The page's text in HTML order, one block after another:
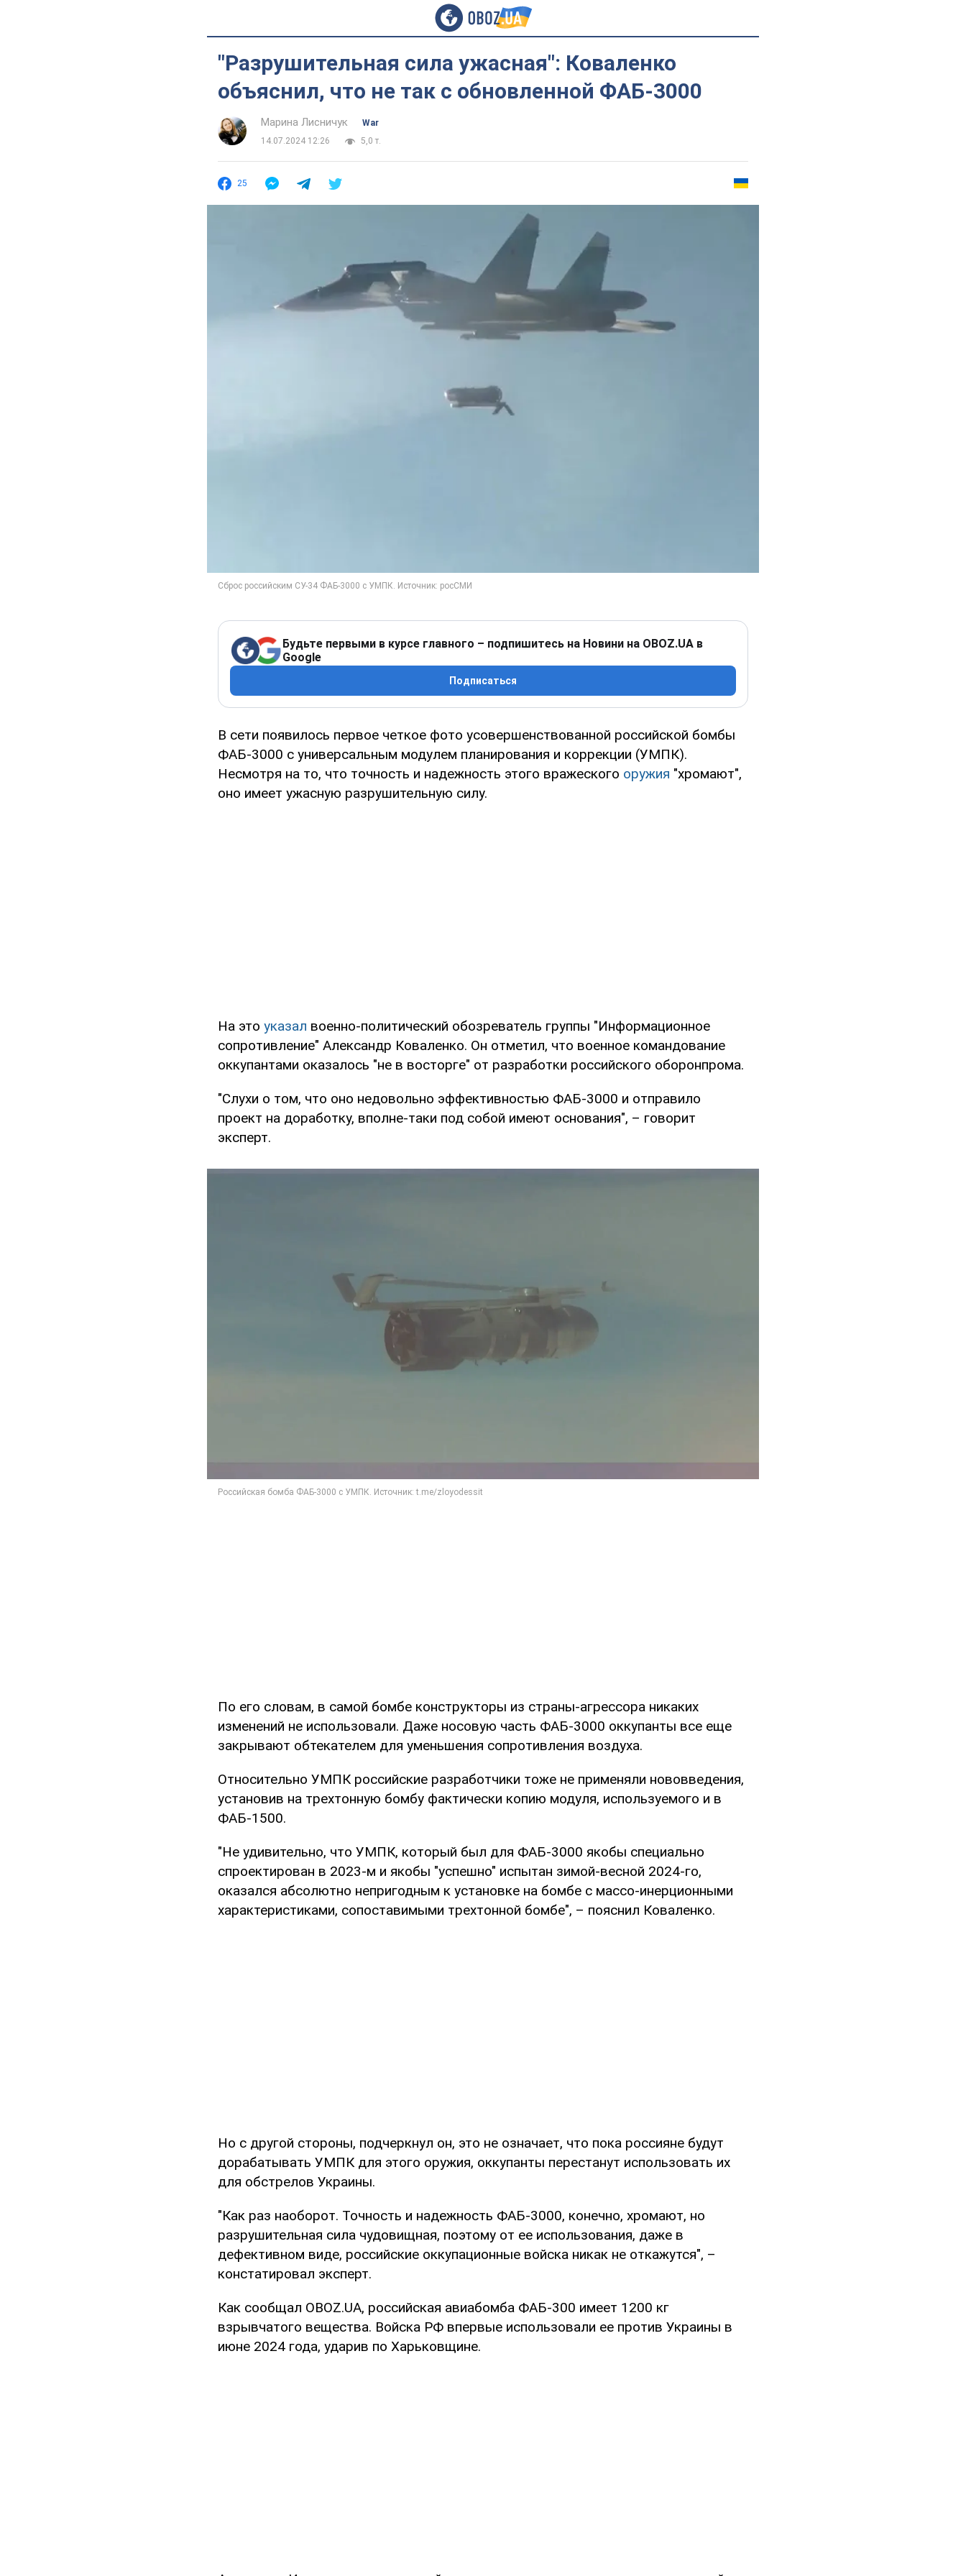
"Разрушительная сила ужасная": Коваленко
объяснил, что не так с обновленной ФАБ-3000
Марина Лисничук
War
14.07.2024 12:26
5,0 т.
25
Будьте первыми в курсе главного – подпишитесь на Новини на OBOZ.UA в
Google
Подписаться
В сети появилось первое четкое фото усовершенствованной российской бомбы
ФАБ-3000 с универсальным модулем планирования и коррекции (УМПК).
Несмотря на то, что точность и надежность этого вражеского оружия "хромают",
оно имеет ужасную разрушительную силу.
На это указал военно-политический обозреватель группы "Информационное
сопротивление" Александр Коваленко. Он отметил, что военное командование
оккупантами оказалось "не в восторге" от разработки российского оборонпрома.
"Слухи о том, что оно недовольно эффективностью ФАБ-3000 и отправило
проект на доработку, вполне-таки под собой имеют основания", – говорит
эксперт.
По его словам, в самой бомбе конструкторы из страны-агрессора никаких
изменений не использовали. Даже носовую часть ФАБ-3000 оккупанты все еще
закрывают обтекателем для уменьшения сопротивления воздуха.
Относительно УМПК российские разработчики тоже не применяли нововведения,
установив на трехтонную бомбу фактически копию модуля, используемого и в
ФАБ-1500.
"Не удивительно, что УМПК, который был для ФАБ-3000 якобы специально
спроектирован в 2023-м и якобы "успешно" испытан зимой-весной 2024-го,
оказался абсолютно непригодным к установке на бомбе с массо-инерционными
характеристиками, сопоставимыми трехтонной бомбе", – пояснил Коваленко.
Но с другой стороны, подчеркнул он, это не означает, что пока россияне будут
дорабатывать УМПК для этого оружия, оккупанты перестанут использовать их
для обстрелов Украины.
"Как раз наоборот. Точность и надежность ФАБ-3000, конечно, хромают, но
разрушительная сила чудовищная, поэтому от ее использования, даже в
дефективном виде, российские оккупационные войска никак не откажутся", –
констатировал эксперт.
Как сообщал OBOZ.UA, российская авиабомба ФАБ-300 имеет 1200 кг
взрывчатого вещества. Войска РФ впервые использовали ее против Украины в
июне 2024 года, ударив по Харьковщине.